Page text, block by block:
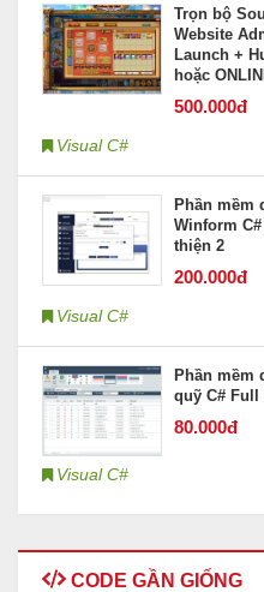
Trọn bộ
Website
Launch +
hoặc
500.000đ
Visual C#
Phần mềm
Winform
thiện 2
200.000đ
Visual C#
Phần mềm
quỹ C# Full
80.000đ
Visual C#
CODE GẦN GIỐNG